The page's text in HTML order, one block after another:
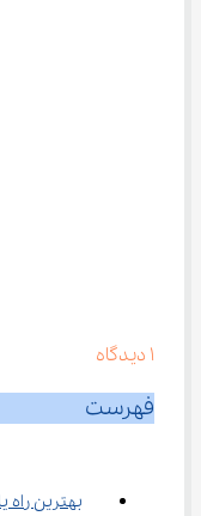
1 دیدگاه
فهرست
بهترین